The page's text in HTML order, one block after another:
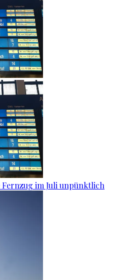
im Juli unpünktlich